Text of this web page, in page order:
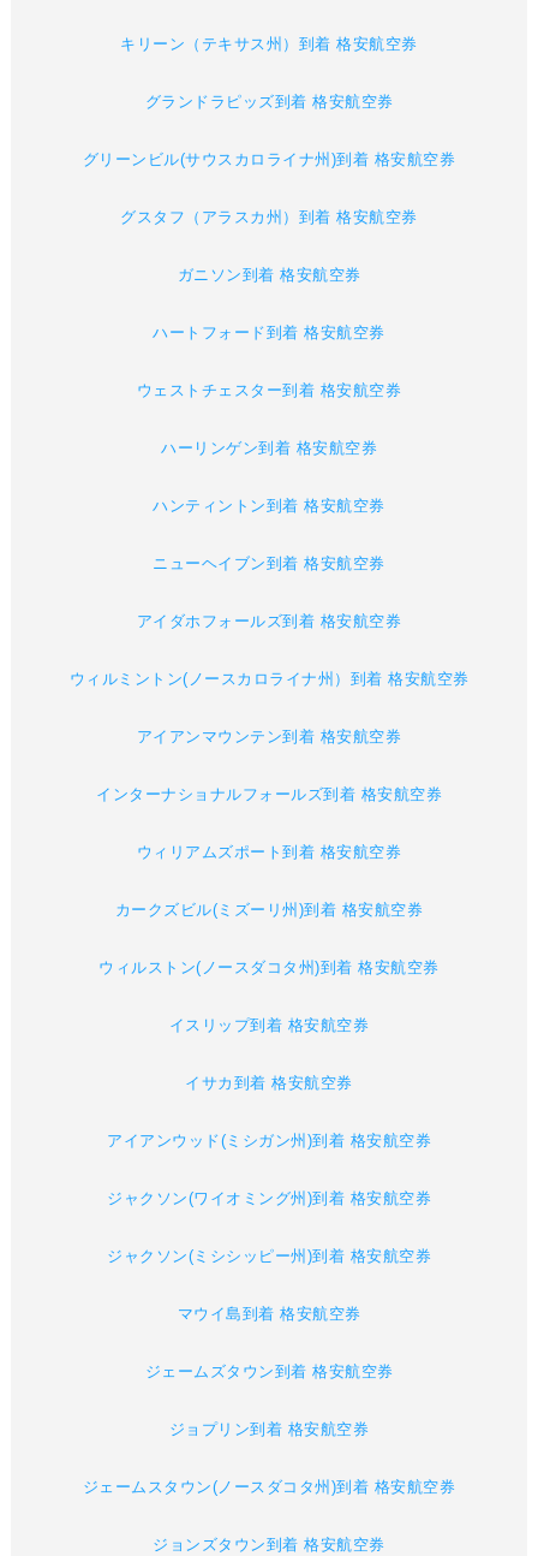
キリーン（テキサス州）到着 格安航空券
グランドラピッズ到着 格安航空券
グリーンビル(サウスカロライナ州)到着 格安航空券
グスタフ（アラスカ州）到着 格安航空券
ガニソン到着 格安航空券
ハートフォード到着 格安航空券
ウェストチェスター到着 格安航空券
ハーリンゲン到着 格安航空券
ハンティントン到着 格安航空券
ニューヘイブン到着 格安航空券
アイダホフォールズ到着 格安航空券
ウィルミントン(ノースカロライナ州）到着 格安航空券
アイアンマウンテン到着 格安航空券
インターナショナルフォールズ到着 格安航空券
ウィリアムズポート到着 格安航空券
カークズビル(ミズーリ州)到着 格安航空券
ウィルストン(ノースダコタ州)到着 格安航空券
イスリップ到着 格安航空券
イサカ到着 格安航空券
アイアンウッド(ミシガン州)到着 格安航空券
ジャクソン(ワイオミング州)到着 格安航空券
ジャクソン(ミシシッピー州)到着 格安航空券
マウイ島到着 格安航空券
ジェームズタウン到着 格安航空券
ジョプリン到着 格安航空券
ジェームスタウン(ノースダコタ州)到着 格安航空券
ジョンズタウン到着 格安航空券